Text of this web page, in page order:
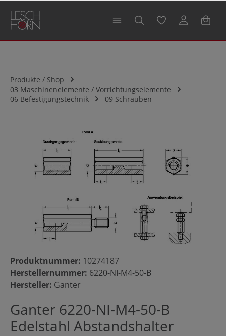
springen
Produkte / Shop
03 Maschinenelemente / Vorrichtungselemente
06 Befestigungstechnik
09 Schrauben
Bildergalerie überspringen
Produktnummer: 10274187
Herstellernummer: 6220-NI-M4-50-B
Hersteller: Ganter
Ganter 6220-NI-M4-50-B
Edelstahl Abstandshalter